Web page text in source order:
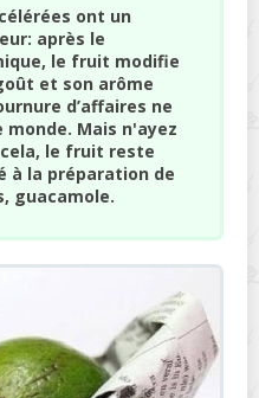
ont un
après le
le fruit modifie
et son arôme
d’affaires ne
Mais n'ayez
le fruit reste
la préparation de
guacamole.